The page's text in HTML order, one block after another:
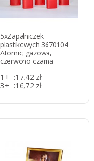
5xZapalniczek
plastikowych 3670104
Atomic, gazowa,
czerwono-czarna
1+ :17,42 zł
3+ :16,72 zł